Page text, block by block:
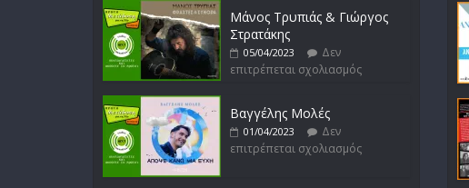
Μάνος Τρυπιάς & Γιώργος
Στρατάκης
05/04/2023
Δεν
επιτρέπεται σχολιασμός
Βαγγέλης Μολές
01/04/2023
Δεν
επιτρέπεται σχολιασμός